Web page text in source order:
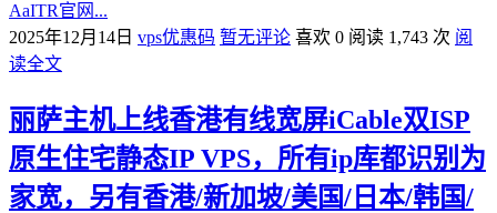
AaITR官网...
2025年12月14日 vps优惠码 暂无评论 喜欢 0 阅读 1,743 次 阅
读全文
丽萨主机上线香港有线宽屏iCable双ISP
原生住宅静态IP VPS，所有ip库都识别为
家宽，另有香港/新加坡/美国/日本/韩国/